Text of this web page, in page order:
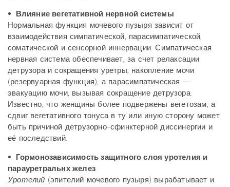
• Влияние вегетативной нервной системы
Нормальная функция мочевого пузыря зависит от
взаимодействия симпатической, парасимпатической,
соматической и сенсорной иннервации. Симпатическая
нервная система обеспечивает, за счет релаксации
детрузора и сокращения уретры, накопление мочи
(резервуарная функция), а парасимпатическая —
эвакуацию мочи, вызывая сокращение детрузора.
Известно, что женщины более подвержены вегетозам, а
сдвиг вегетативного тонуса в ту или иную сторону может
быть причиной детрузорно-сфинктерной диссинергии и
её последствий.
• Гормонозависимость защитного слоя уротелия и
парауретральнх желез
Уротелий (эпителий мочевого пузыря) вырабатывает и